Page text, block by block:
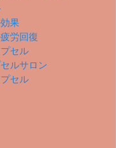
果
労回復
セル
ルサロン
セル